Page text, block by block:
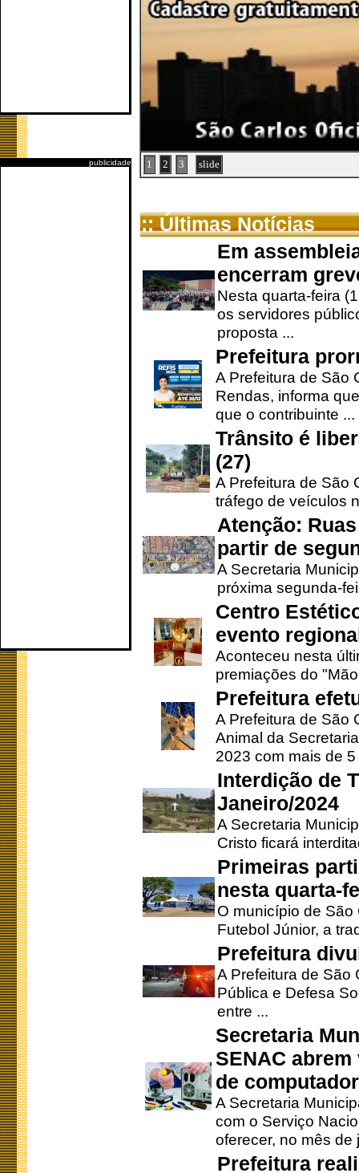
publicidade 1 2 3 slide
:: Últimas Notícias
Em
encerram
Nesta quarta-feira
os servidores
proposta ...
Prefeitura
A Prefeitura de São
Rendas, informa
que o contribuinte ...
Trânsito é
(27)
A Prefeitura de São
tráfego de veículos
Atenção:
partir de
A Secretaria
próxima segunda-
Centro
evento
Aconteceu nesta
premiações do
Prefeitura
A Prefeitura de São
Animal da
2023 com mais de 5
Interdição de
Janeiro/2024
A Secretaria
Cristo ficará
Primeiras
nesta quarta-
O município de
Futebol Júnior, a
Prefeitura
A Prefeitura de São
Pública e Defesa
entre ...
Secretaria
SENAC
de
A Secretaria
com o Serviço
oferecer, no mês de
Prefeitura